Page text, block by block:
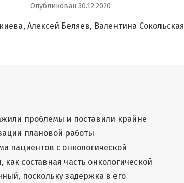
Опубликован 30.12.2020
Алексей Беляев Валентина Сокольская
проблемы и поставили крайне
плановой работы
пациентов с онкологической
составная часть онкологической
поскольку задержка в его